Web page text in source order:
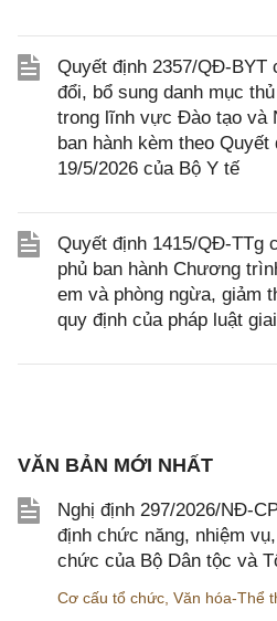
Quyết định 2357/QĐ-
đổi, bổ sung danh mục
trong lĩnh vực Đào tạo và
ban hành kèm theo
19/5/2026 của Bộ Y tế
Quyết định 1415/QĐ-TTg
phủ ban hành Chương
em và phòng ngừa, giảm
quy định của pháp luật
VĂN BẢN MỚI NHẤT
Nghị định 297/2026/NĐ-
định chức năng, nhiệm
chức của Bộ Dân tộc và
Cơ cấu tổ chức Văn hóa-Thể